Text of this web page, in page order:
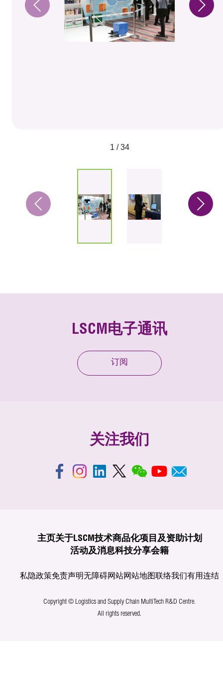
1 / 34
LSCM电子通讯
订阅
关注我们
主页关于LSCM技术商品化项目及资助计划
活动及消息科技分享会籍
私隐政策免责声明无障碍网站网站地图联络我们有用连结
Copyright © Logistics and Supply Chain MultiTech R&D Centre.
All rights reserved.